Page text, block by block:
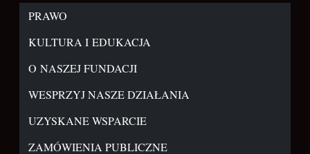
PRAWO
KULTURA I EDUKACJA
O NASZEJ FUNDACJI
WESPRZYJ NASZE DZIAŁANIA
UZYSKANE WSPARCIE
ZAMÓWIENIA PUBLICZNE